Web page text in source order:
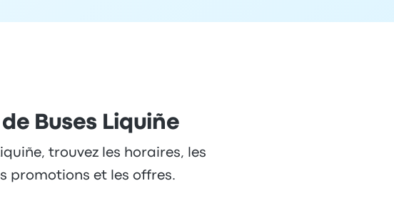
Buses Liquiñe
trouvez les horaires, les
promotions et les offres.